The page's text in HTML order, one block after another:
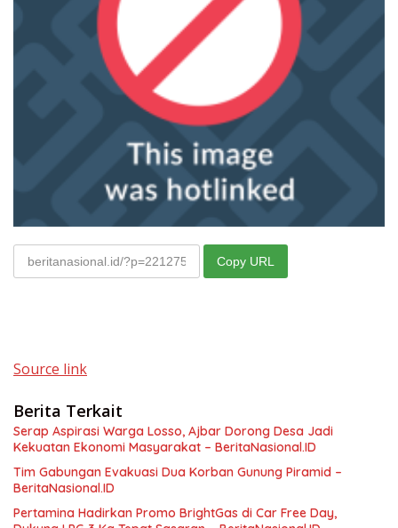
Copy URL
Source link
Berita Terkait
Serap Aspirasi Warga Losso, Ajbar Dorong Desa Jadi
Kekuatan Ekonomi Masyarakat – BeritaNasional.ID
Tim Gabungan Evakuasi Dua Korban Gunung Piramid –
BeritaNasional.ID
Pertamina Hadirkan Promo BrightGas di Car Free Day,